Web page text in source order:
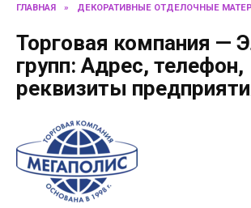
ГЛАВНАЯ » ДЕКОРАТИВНЫЕ ОТДЕЛОЧНЫЕ
Торговая компания —
групп: Адрес, телефон,
реквизиты